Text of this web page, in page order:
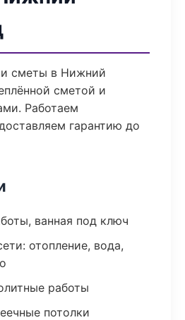
и сметы в Нижний
сметой и
Работаем
гарантию до
ванная под ключ
отопление, вода,
работы
потолки